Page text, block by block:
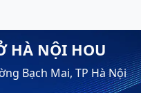
HÀ NỘI HOU
Bạch Mai, TP Hà Nội